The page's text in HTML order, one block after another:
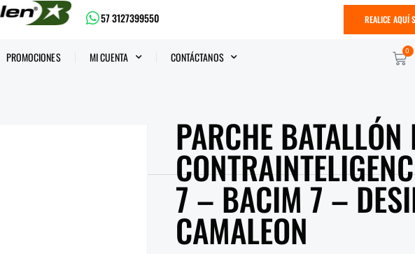
57 3127399550 REALICE AQUÍ
PROMOCIONES MI CUENTA CONTÁCTANOS 0
PARCHE BATALLÓN
7 – BACIM 7 –
CAMALEON